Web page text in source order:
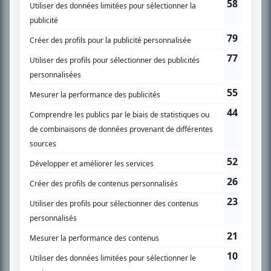
SUR LE RÉSEAU BIZZ MÉDIA
PLAN DU SITE
Accueil
Liste des oeuvres
Recherche avancée
À propos
Nous contacter
Termes et conditions
Politique de confidentialité
Gestion du consentement